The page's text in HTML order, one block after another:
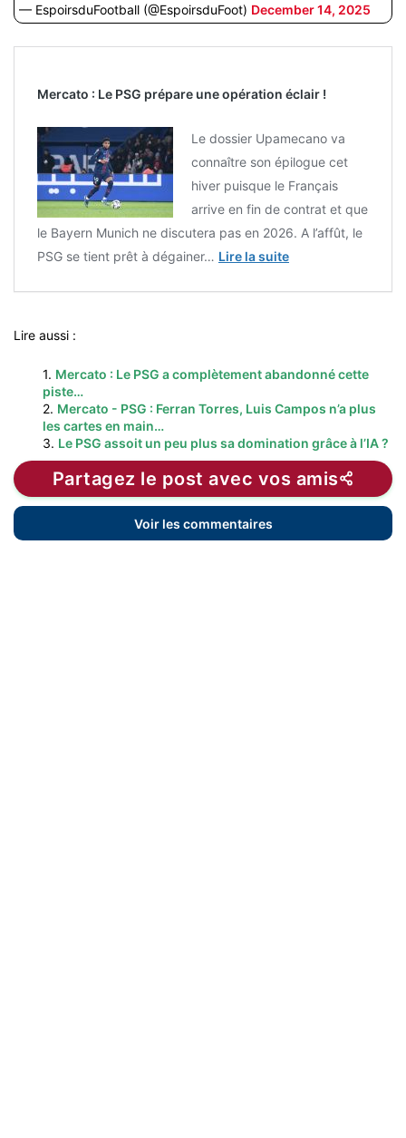
— EspoirsduFootball (@EspoirsduFoot) December 14, 2025
Mercato : Le PSG prépare une opération éclair !
Le dossier Upamecano va
connaître son épilogue cet
hiver puisque le Français
arrive en fin de contrat et que
le Bayern Munich ne discutera pas en 2026. A l’affût, le
PSG se tient prêt à dégainer… Lire la suite
Lire aussi :
1. Mercato : Le PSG a complètement abandonné cette
piste…
2. Mercato - PSG : Ferran Torres, Luis Campos n’a plus
les cartes en main…
3. Le PSG assoit un peu plus sa domination grâce à l’IA ?
Partagez le post avec vos amis
Voir les commentaires